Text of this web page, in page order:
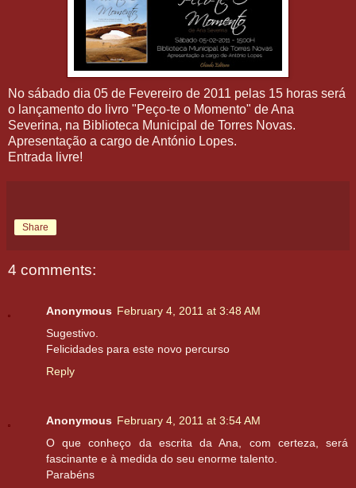
No sábado dia 05 de Fevereiro de 2011 pelas 15 horas será
o lançamento do livro "Peço-te o Momento" de Ana
Severina, na Biblioteca Municipal de Torres Novas.
Apresentação a cargo de António Lopes.
Entrada livre!
Share
4 comments:
Anonymous February 4, 2011 at 3:48 AM
Sugestivo.
Felicidades para este novo percurso
Reply
Anonymous February 4, 2011 at 3:54 AM
O que conheço da escrita da Ana, com certeza, será
fascinante e à medida do seu enorme talento.
Parabéns